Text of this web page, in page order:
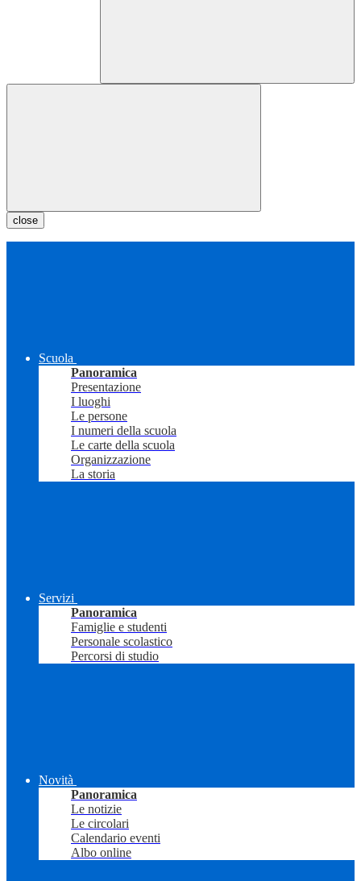
close
Scuola
Panoramica
Presentazione
I luoghi
Le persone
I numeri della scuola
Le carte della scuola
Organizzazione
La storia
Servizi
Panoramica
Famiglie e studenti
Personale scolastico
Percorsi di studio
Novità
Panoramica
Le notizie
Le circolari
Calendario eventi
Albo online